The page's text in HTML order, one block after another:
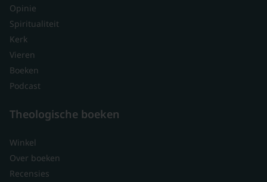
Opinie
Spiritualiteit
Kerk
Vieren
Boeken
Podcast
Theologische boeken
Winkel
Over boeken
Recensies